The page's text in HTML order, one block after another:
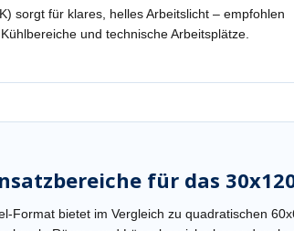
sorgt für klares, helles Arbeitslicht – empfohlen
und technische Arbeitsplätze.
für das
Format bietet im Vergleich zu quadratischen